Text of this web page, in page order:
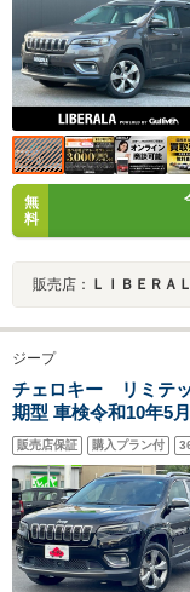
無
料
販売店： ＬＩＢＥＲＡ
ジープ
チェロキー リミテ
期型 車検令和10年5
S/Bカメ DTV 前後ド
逸脱警報 BSM 純正
ドライト パワーバッ
販売店保証 購入プラン付